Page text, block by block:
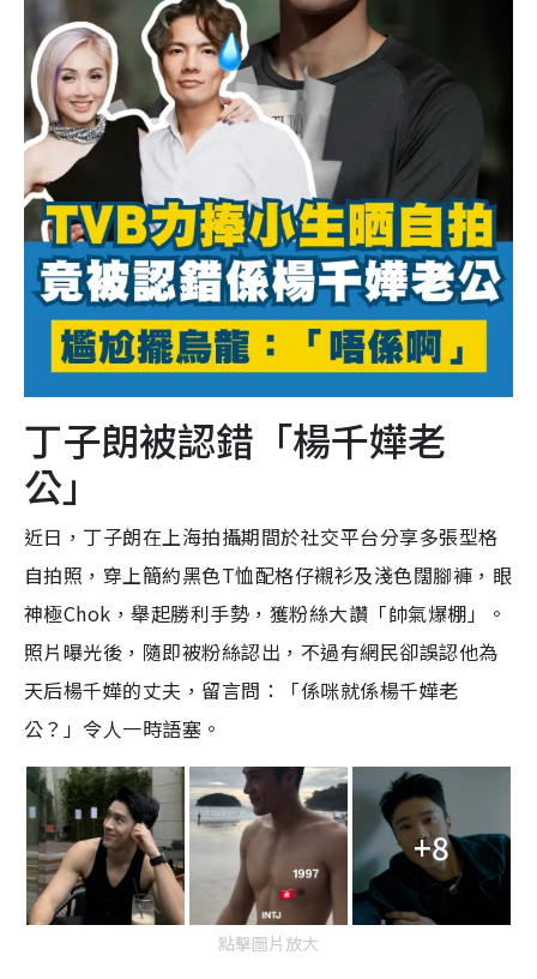
丁子朗被認錯「楊千嬅老
公」
近日，丁子朗在上海拍攝期間於社交平台分享多張型格
自拍照，穿上簡約黑色T恤配格仔襯衫及淺色闊腳褲，眼
神極Chok，舉起勝利手勢，獲粉絲大讚「帥氣爆棚」。
照片曝光後，隨即被粉絲認出，不過有網民卻誤認他為
天后楊千嬅的丈夫，留言問：「係咪就係楊千嬅老
公？」令人一時語塞。
+8
點擊圖片放大